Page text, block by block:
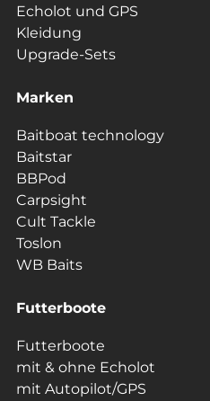
Echolot und GPS
Kleidung
Upgrade-Sets
Marken
Baitboat technology
Baitstar
BBPod
Carpsight
Cult Tackle
Toslon
WB Baits
Futterboote
Futterboote
mit & ohne Echolot
mit Autopilot/GPS